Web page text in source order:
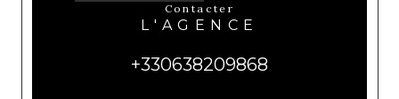
contacter
L'AGENCE
+330638209868